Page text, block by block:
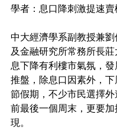
學者：息口降刺激提速賣
中大經濟學系副教授兼
及金融研究所常務所長
息下降有利樓市氣氛，
推盤，除息口因素外，
節假期，不少市民選擇
前最後一個周末，更要
現。